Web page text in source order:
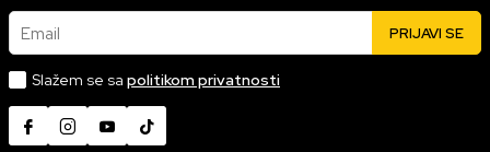
Email PRIJAVI SE
Slažem se sa politikom privatnosti